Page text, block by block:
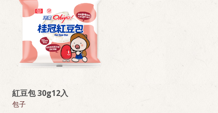
紅豆包 30g12入
包子